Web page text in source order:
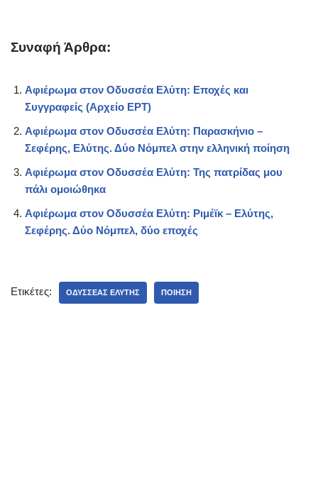
Συναφή Άρθρα:
Αφιέρωμα στον Οδυσσέα Ελύτη: Εποχές και
Συγγραφείς (Aρχείο ΕΡΤ)
Αφιέρωμα στον Οδυσσέα Ελύτη: Παρασκήνιο –
Σεφέρης, Ελύτης. Δύο Νόμπελ στην ελληνική ποίηση
Αφιέρωμα στον Οδυσσέα Ελύτη: Της πατρίδας μου
πάλι ομοιώθηκα
Αφιέρωμα στον Οδυσσέα Ελύτη: Ριμέϊκ – Ελύτης,
Σεφέρης. Δύο Νόμπελ, δύο εποχές
Ετικέτες: ΟΔΥΣΣΈΑΣ ΕΛΎΤΗΣ ΠΟΊΗΣΗ